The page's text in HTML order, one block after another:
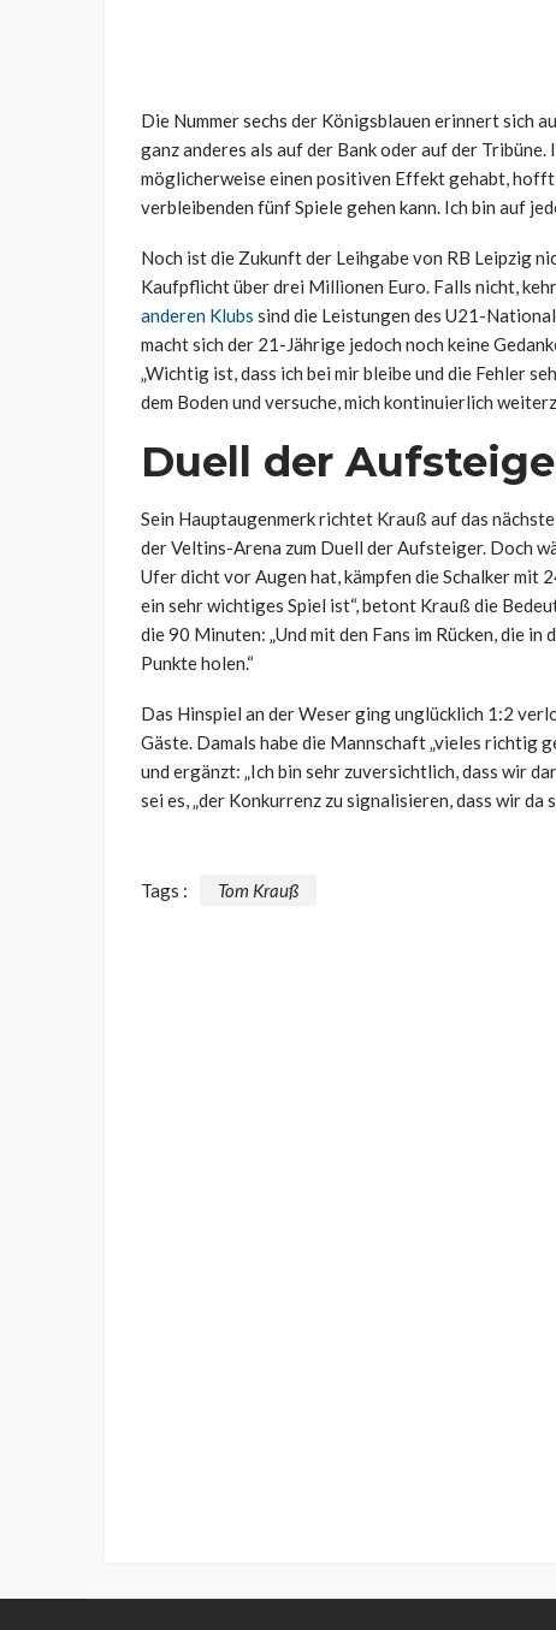
Die Nummer sechs der Königsblauen erinnert sich
ganz anderes als auf der Bank oder auf der
möglicherweise einen positiven Effekt gehabt,
verbleibenden fünf Spiele gehen kann. Ich bin auf
Noch ist die Zukunft der Leihgabe von RB Leipzig
Kaufpflicht über drei Millionen Euro. Falls nicht,
anderen Klubs sind die Leistungen des U21-
macht sich der 21-Jährige jedoch noch keine
„Wichtig ist, dass ich bei mir bleibe und die Fehler
dem Boden und versuche, mich kontinuierlich
Duell der
Sein Hauptaugenmerk richtet Krauß auf das
der Veltins-Arena zum Duell der Aufsteiger. Doch
Ufer dicht vor Augen hat, kämpfen die Schalker mit
ein sehr wichtiges Spiel ist“, betont Krauß die
die 90 Minuten: „Und mit den Fans im Rücken, die
Punkte holen.“
Das Hinspiel an der Weser ging unglücklich 1:2
Gäste. Damals habe die Mannschaft „vieles richtig
und ergänzt: „Ich bin sehr zuversichtlich, dass wir
sei es, „der Konkurrenz zu signalisieren, dass wir da
Tags : Tom Krauß